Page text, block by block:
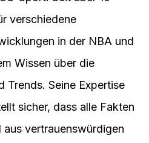
verschiedene
in der NBA und
Wissen über die
Trends. Seine Expertise
sicher, dass alle Fakten
vertrauenswürdigen